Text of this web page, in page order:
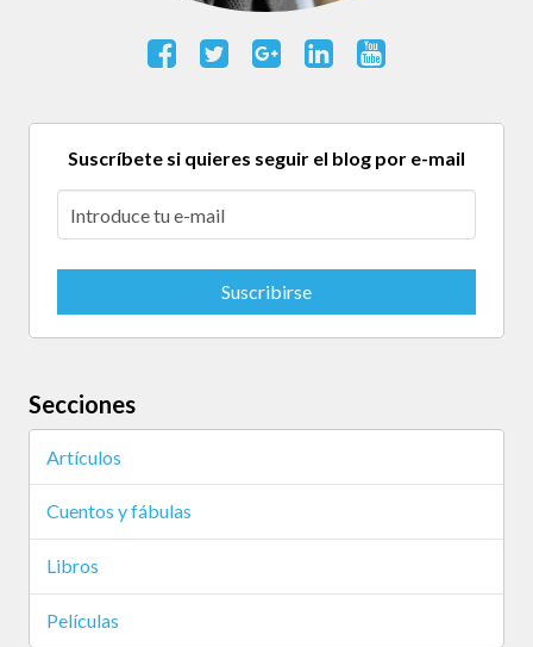
Suscríbete si quieres seguir el blog por e-mail
Secciones
Artículos
Cuentos y fábulas
Libros
Películas